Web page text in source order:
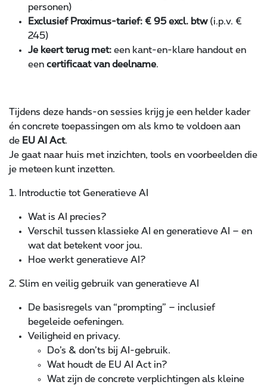
personen)
Exclusief Proximus-tarief: € 95 excl. btw(i.p.v. €
245)
Je keert terug met: een kant-en-klare handout en
een certificaat van deelname.
Tijdens deze hands-on sessies krijg je een helder kader
én concrete toepassingen om als kmo te voldoen aan
de EU AI Act.
Je gaat naar huis met inzichten, tools en voorbeelden die
je meteen kunt inzetten.
1. Introductie tot Generatieve AI
Wat is AI precies?
Verschil tussen klassieke AI en generatieve AI – en
wat dat betekent voor jou.
Hoe werkt generatieve AI?
2. Slim en veilig gebruik van generatieve AI
De basisregels van “prompting” – inclusief
begeleide oefeningen.
Veiligheid en privacy.
Do’s & don’ts bij AI-gebruik.
Wat houdt de EU AI Act in?
Wat zijn de concrete verplichtingen als kleine